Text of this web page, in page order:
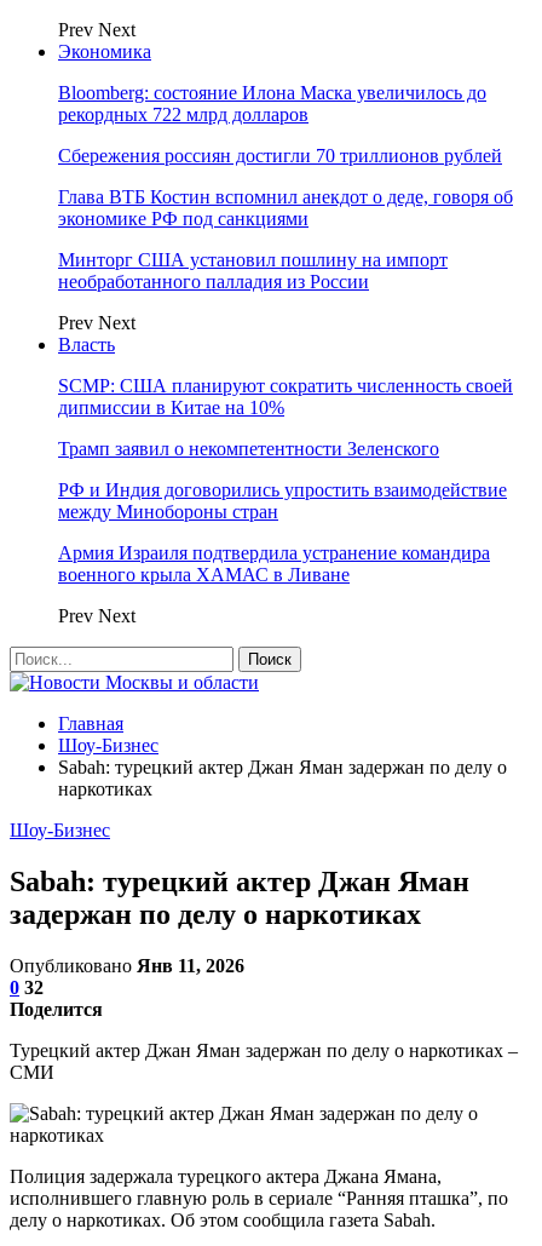
Prev Next
Экономика
Bloomberg: состояние Илона Маска увеличилось до
рекордных 722 млрд долларов
Сбережения россиян достигли 70 триллионов рублей
Глава ВТБ Костин вспомнил анекдот о деде, говоря об
экономике РФ под санкциями
Минторг США установил пошлину на импорт
необработанного палладия из России
Prev Next
Власть
SCMP: США планируют сократить численность своей
дипмиссии в Китае на 10%
Трамп заявил о некомпетентности Зеленского
РФ и Индия договорились упростить взаимодействие
между Минобороны стран
Армия Израиля подтвердила устранение командира
военного крыла ХАМАС в Ливане
Prev Next
Главная
Шоу-Бизнес
Sabah: турецкий актер Джан Яман задержан по делу о
наркотиках
Шоу-Бизнес
Sabah: турецкий актер Джан Яман
задержан по делу о наркотиках
Опубликовано Янв 11, 2026
0 32
Поделится
Турецкий актер Джан Яман задержан по делу о наркотиках –
СМИ
Полиция задержала турецкого актера Джана Ямана,
исполнившего главную роль в сериале “Ранняя пташка”, по
делу о наркотиках. Об этом сообщила газета Sabah.